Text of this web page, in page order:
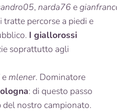
, narda76 e
tratte percorse a piedi e
I giallorossi
soprattutto agli
e mlener. Dominatore
: di questo passo
nostro campionato.